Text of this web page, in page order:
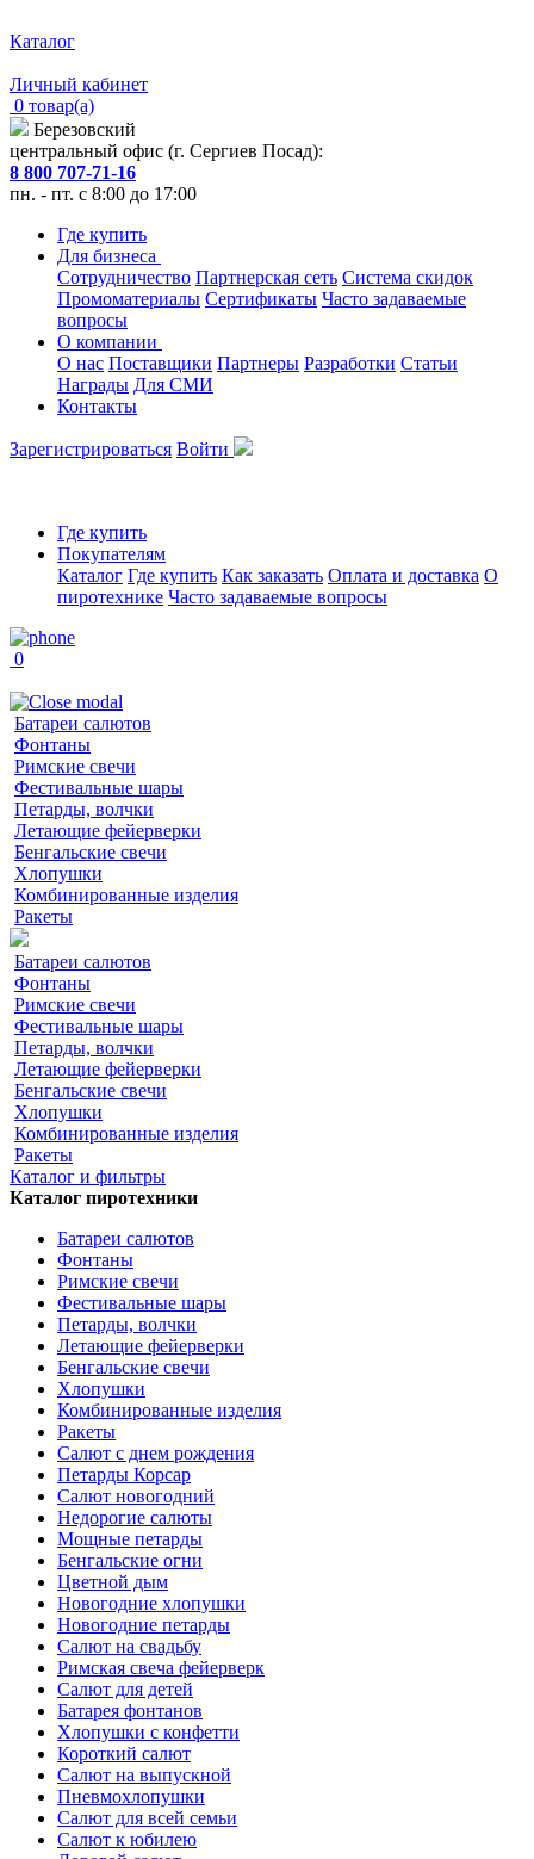
Каталог
Личный кабинет
0 товар(а)
Березовский
центральный офис (г. Сергиев Посад):
8 800 707-71-16
пн. - пт. с 8:00 до 17:00
Где купить
Для бизнеса
Сотрудничество Партнерская сеть Система скидок
Промоматериалы Сертификаты Часто задаваемые
вопросы
О компании
О нас Поставщики Партнеры Разработки Статьи
Награды Для СМИ
Контакты
Зарегистрироваться Войти
Где купить
Покупателям
Каталог Где купить Как заказать Оплата и доставка О
пиротехнике Часто задаваемые вопросы
0
Батареи салютов
Фонтаны
Римские свечи
Фестивальные шары
Петарды, волчки
Летающие фейерверки
Бенгальские свечи
Хлопушки
Комбинированные изделия
Ракеты
Батареи салютов
Фонтаны
Римские свечи
Фестивальные шары
Петарды, волчки
Летающие фейерверки
Бенгальские свечи
Хлопушки
Комбинированные изделия
Ракеты
Каталог и фильтры
Каталог пиротехники
Батареи салютов
Фонтаны
Римские свечи
Фестивальные шары
Петарды, волчки
Летающие фейерверки
Бенгальские свечи
Хлопушки
Комбинированные изделия
Ракеты
Салют с днем рождения
Петарды Корсар
Салют новогодний
Недорогие салюты
Мощные петарды
Бенгальские огни
Цветной дым
Новогодние хлопушки
Новогодние петарды
Салют на свадьбу
Римская свеча фейерверк
Салют для детей
Батарея фонтанов
Хлопушки с конфетти
Короткий салют
Салют на выпускной
Пневмохлопушки
Салют для всей семьи
Салют к юбилею